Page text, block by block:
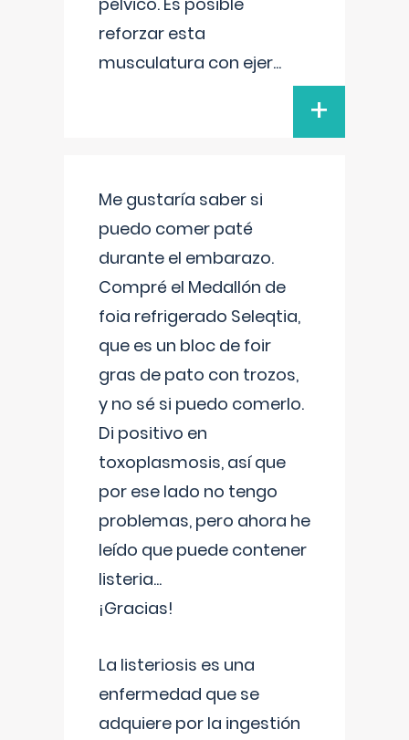
reforzar esta
musculatura con ejer...
+
Me gustaría saber si
puedo comer paté
durante el embarazo.
Compré el Medallón de
foia refrigerado Seleqtia,
que es un bloc de foir
gras de pato con trozos,
y no sé si puedo comerlo.
Di positivo en
toxoplasmosis, así que
por ese lado no tengo
problemas, pero ahora he
leído que puede contener
listeria...
¡Gracias!
La listeriosis es una
enfermedad que se
adquiere por la ingestión